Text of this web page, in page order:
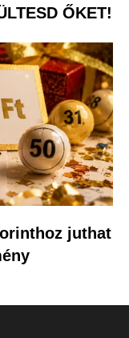
ŐKET!
juthat